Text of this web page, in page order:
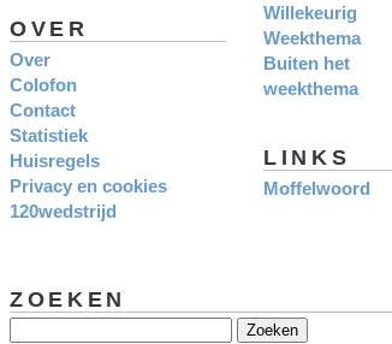
Willekeurig
Weekthema
Buiten het
weekthema
LINKS
Moffelwoord
OVER
Over
Colofon
Contact
Statistiek
Huisregels
Privacy en cookies
120wedstrijd
ZOEKEN